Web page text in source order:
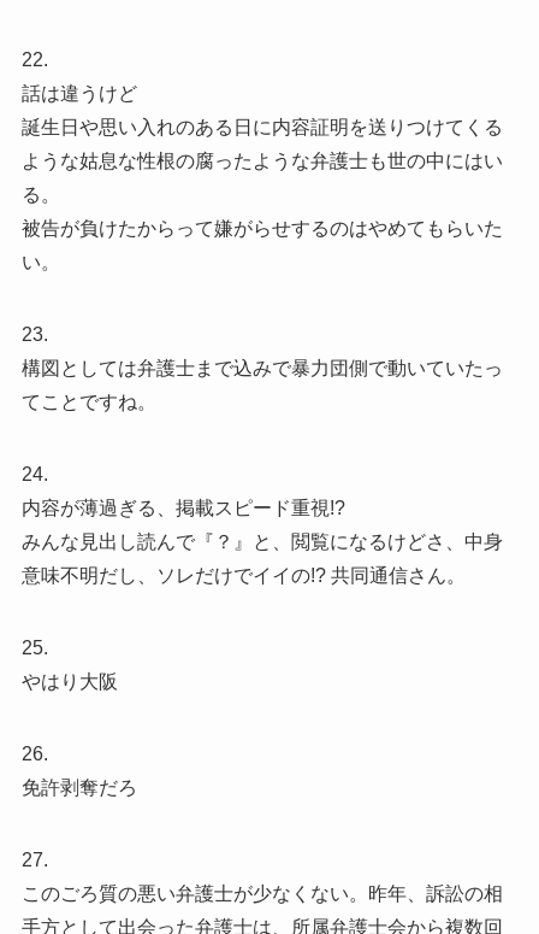
22.
話は違うけど
誕生日や思い入れのある日に内容証明を送りつけてくる
ような姑息な性根の腐ったような弁護士も世の中にはい
る。
被告が負けたからって嫌がらせするのはやめてもらいた
い。
23.
構図としては弁護士まで込みで暴力団側で動いていたっ
てことですね。
24.
内容が薄過ぎる、掲載スピード重視!?
みんな見出し読んで『？』と、閲覧になるけどさ、中身
意味不明だし、ソレだけでイイの!? 共同通信さん。
25.
やはり大阪
26.
免許剥奪だろ
27.
このごろ質の悪い弁護士が少なくない。昨年、訴訟の相
手方として出会った弁護士は、所属弁護士会から複数回